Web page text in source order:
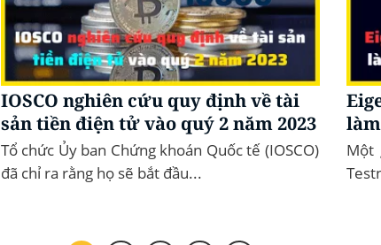
IOSCO nghiên cứu quy định về tài
sản tiền điện tử vào quý 2 năm 2023
Tổ chức Ủy ban Chứng khoán Quốc tế (IOSCO)
đã chỉ ra rằng họ sẽ bắt đầu...
Một